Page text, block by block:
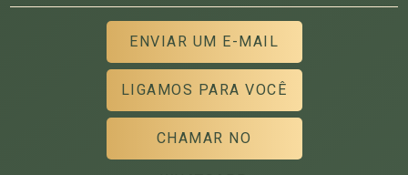
ENVIAR UM E-MAIL
LIGAMOS PARA VOCÊ
CHAMAR NO